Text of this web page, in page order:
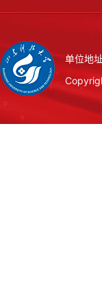
单位地